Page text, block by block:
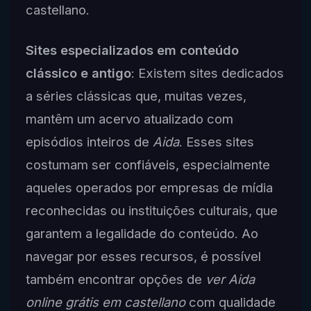
castellano.
Sites especializados em conteúdo
clássico e antigo: Existem sites dedicados
a séries clássicas que, muitas vezes,
mantêm um acervo atualizado com
episódios inteiros de Aida. Esses sites
costumam ser confiáveis, especialmente
aqueles operados por empresas de mídia
reconhecidas ou instituições culturais, que
garantem a legalidade do conteúdo. Ao
navegar por esses recursos, é possível
também encontrar opções de ver Aida
online grátis em castellanocom qualidade